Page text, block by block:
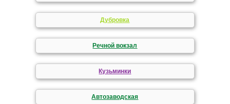
Дубровка
Речной вокзал
Кузьминки
Автозаводская